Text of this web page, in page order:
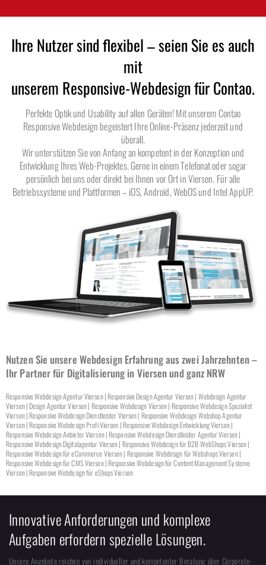
Ihre Nutzer sind flexibel – seien Sie es auch
mit
unserem Responsive-Webdesign für Contao.
Perfekte Optik und Usability auf allen Geräten! Mit unserem Contao
Responsive Webdesign begeistert Ihre Online-Präsenz jederzeit und
überall.
Wir unterstützen Sie von Anfang an kompetent in der Konzeption und
Entwicklung Ihres Web-Projektes. Gerne in einem Telefonat oder sogar
persönlich bei uns oder direkt bei Ihnen vor Ort in Viersen. Für alle
Betriebssysteme und Plattformen – iOS, Android, WebOS und Intel AppUP.
Nutzen Sie unsere Webdesign Erfahrung aus zwei Jahrzehnten –
Ihr Partner für Digitalisierung in Viersen und ganz NRW
Responsive Webdesign Agentur Viersen | Responsive Design Agentur Viersen | Webdesign Agentur
Viersen | Design Agentur Viersen | Responsive Webdesign Viersen | Responsive Webdesign Spezialist
Viersen | Responsive Webdesign Dienstleister Viersen | Responsive Webdesign Webshop Agentur
Viersen | Responsive Webdesign Profi Viersen | Responsive Webdesign Entwicklung Viersen |
Responsive Webdesign Anbieter Viersen | Responsive Webdesign Dienstleister Agentur Viersen |
Responsive Webdesign Digitalagentur Viersen | Responsive Webdesign für B2B WebShops Viersen |
Responsive Webdesign für eCommerce Viersen | Responsive Webdesign für Webshops Viersen |
Responsive Webdesign für CMS Viersen | Responsive Webdesign für Content Management Systeme
Viersen | Responsive Webdesign für eShops Viersen
Innovative Anforderungen und komplexe
Aufgaben erfordern spezielle Lösungen.
Unsere Angebote reichen von individueller und kompetenter Beratung über Corporate-